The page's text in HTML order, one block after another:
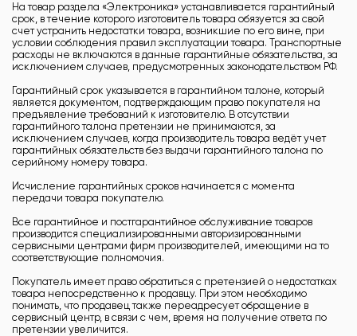
На товар раздела «Электроника» устанавливается гарантийный
срок, в течение которого изготовитель товара обязуется за свой
счет устранить недостатки товара, возникшие по его вине, при
условии соблюдения правил эксплуатации товара. Транспортные
расходы не включаются в данные гарантийные обязательства, за
исключением случаев, предусмотренных законодательством РФ.
Гарантийный срок указывается в гарантийном талоне, который
является документом, подтверждающим право покупателя на
предъявление требований к изготовителю. В отсутствии
гарантийного талона претензии не принимаются, за
исключением случаев, когда производитель товара ведёт учет
гарантийных обязательств без выдачи гарантийного талона по
серийному номеру товара.
Исчисление гарантийных сроков начинается с момента
передачи товара покупателю.
Все гарантийное и постгарантийное обслуживание товаров
производится специализированными авторизированными
сервисными центрами фирм производителей, имеющими на то
соответствующие полномочия.
Покупатель имеет право обратиться с претензией о недостатках
товара непосредственно к продавцу. При этом необходимо
понимать, что продавец также переадресует обращение в
сервисный центр, в связи с чем, время на получение ответа по
претензии увеличится.